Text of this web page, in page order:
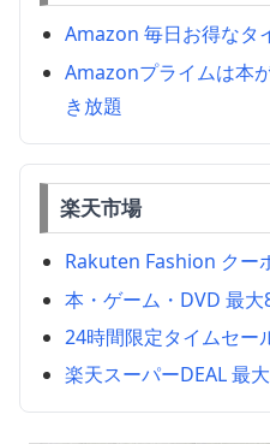
Amazon 毎日お得なタ
Amazonプライムは本
き放題
楽天市場
Rakuten Fashion クー
本・ゲーム・DVD 最大
24時間限定タイムセー
楽天スーパーDEAL 最